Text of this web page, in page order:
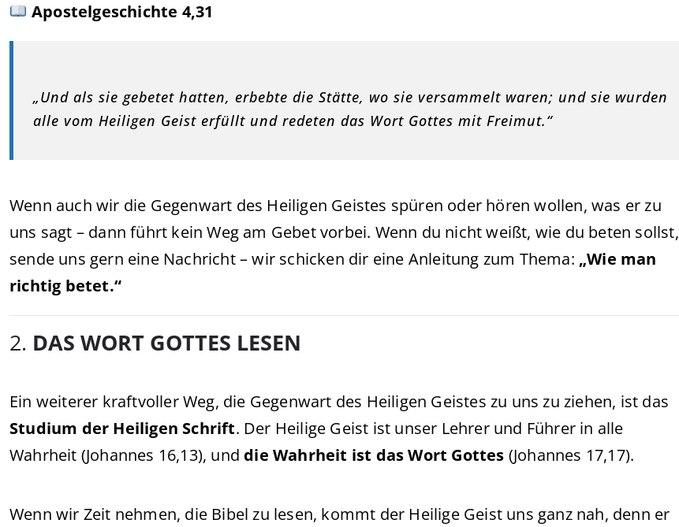
Apostelgeschichte 4,31
„Und als sie gebetet hatten, erbebte die Stätte, wo sie versammelt waren; und sie wurden
alle vom Heiligen Geist erfüllt und redeten das Wort Gottes mit Freimut.“
Wenn auch wir die Gegenwart des Heiligen Geistes spüren oder hören wollen, was er zu
uns sagt – dann führt kein Weg am Gebet vorbei. Wenn du nicht weißt, wie du beten sollst,
sende uns gern eine Nachricht – wir schicken dir eine Anleitung zum Thema: „Wie man
richtig betet.“
2. DAS WORT GOTTES LESEN
Ein weiterer kraftvoller Weg, die Gegenwart des Heiligen Geistes zu uns zu ziehen, ist das
Studium der Heiligen Schrift. Der Heilige Geist ist unser Lehrer und Führer in alle
Wahrheit (Johannes 16,13), und die Wahrheit ist das Wort Gottes (Johannes 17,17).
Wenn wir Zeit nehmen, die Bibel zu lesen, kommt der Heilige Geist uns ganz nah, denn er